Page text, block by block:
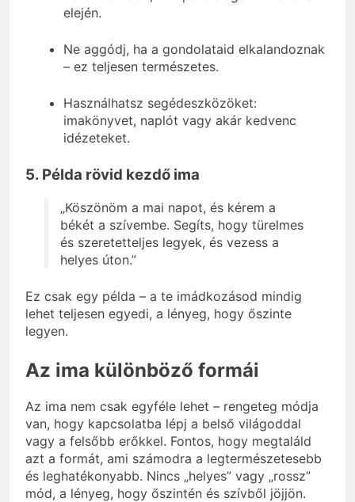
elején.
Ne aggódj, ha a gondolataid elkalandoznak
– ez teljesen természetes.
Használhatsz segédeszközöket:
imakönyvet, naplót vagy akár kedvenc
idézeteket.
5. Példa rövid kezdő ima
„Köszönöm a mai napot, és kérem a
békét a szívembe. Segíts, hogy türelmes
és szeretetteljes legyek, és vezess a
helyes úton.”
Ez csak egy példa – a te imádkozásod mindig
lehet teljesen egyedi, a lényeg, hogy őszinte
legyen.
Az ima különböző formái
Az ima nem csak egyféle lehet – rengeteg módja
van, hogy kapcsolatba lépj a belső világoddal
vagy a felsőbb erőkkel. Fontos, hogy megtaláld
azt a formát, ami számodra a legtermészetesebb
és leghatékonyabb. Nincs „helyes” vagy „rossz”
mód, a lényeg, hogy őszintén és szívből jöjjön.